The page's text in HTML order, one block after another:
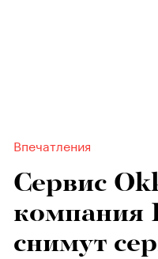
Впечатления
Сервис
компания
снимут